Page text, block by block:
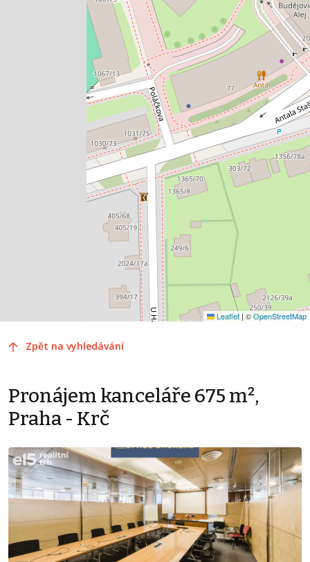
Leaflet | ©OpenStreetMap
Zpět na vyhledávání
Pronájem kanceláře 675 m²,
Praha - Krč